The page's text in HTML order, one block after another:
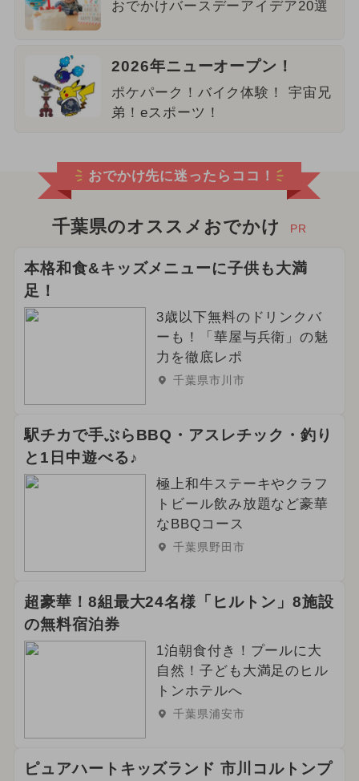
おでかけバースデーアイデア20選
2026年ニューオープン！
ポケパーク！バイク体験！ 宇宙兄
弟！eスポーツ！
おでかけ先に迷ったらココ！
千葉県のオススメおでかけ PR
本格和食&キッズメニューに子供も大満
足！
3歳以下無料のドリンクバ
ーも！「華屋与兵衛」の魅
力を徹底レポ
千葉県市川市
駅チカで手ぶらBBQ・アスレチック・釣り
と1日中遊べる♪
極上和牛ステーキやクラフ
トビール飲み放題など豪華
なBBQコース
千葉県野田市
超豪華！8組最大24名様「ヒルトン」8施設
の無料宿泊券
1泊朝食付き！プールに大
自然！子ども大満足のヒル
トンホテルへ
千葉県浦安市
ピュアハートキッズランド 市川コルトンプ